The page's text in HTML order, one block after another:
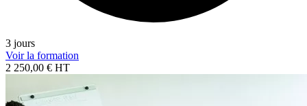
3 jours
Voir la formation
2 250,00 € HT